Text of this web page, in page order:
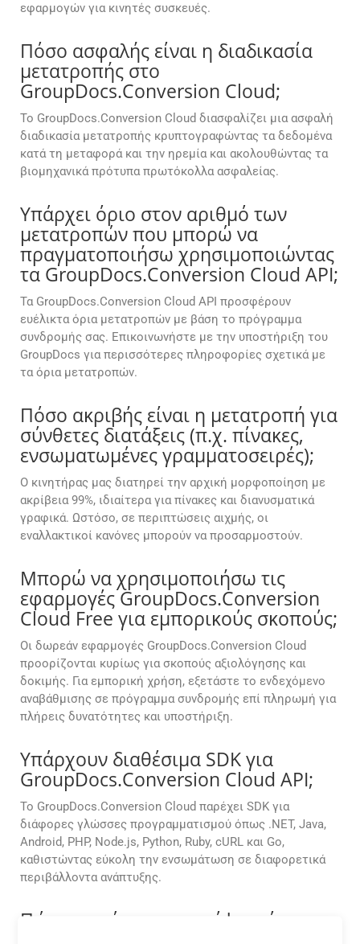
εφαρμογών για κινητές συσκευές.
Πόσο ασφαλής είναι η διαδικασία
μετατροπής στο
GroupDocs.Conversion Cloud;
Το GroupDocs.Conversion Cloud διασφαλίζει μια ασφαλή
διαδικασία μετατροπής κρυπτογραφώντας τα δεδομένα
κατά τη μεταφορά και την ηρεμία και ακολουθώντας τα
βιομηχανικά πρότυπα πρωτόκολλα ασφαλείας.
Υπάρχει όριο στον αριθμό των
μετατροπών που μπορώ να
πραγματοποιήσω χρησιμοποιώντας
τα GroupDocs.Conversion Cloud API;
Τα GroupDocs.Conversion Cloud API προσφέρουν
ευέλικτα όρια μετατροπών με βάση το πρόγραμμα
συνδρομής σας. Επικοινωνήστε με την υποστήριξη του
GroupDocs για περισσότερες πληροφορίες σχετικά με
τα όρια μετατροπών.
Πόσο ακριβής είναι η μετατροπή για
σύνθετες διατάξεις (π.χ. πίνακες,
ενσωματωμένες γραμματοσειρές);
Ο κινητήρας μας διατηρεί την αρχική μορφοποίηση με
ακρίβεια 99%, ιδιαίτερα για πίνακες και διανυσματικά
γραφικά. Ωστόσο, σε περιπτώσεις αιχμής, οι
εναλλακτικοί κανόνες μπορούν να προσαρμοστούν.
Μπορώ να χρησιμοποιήσω τις
εφαρμογές GroupDocs.Conversion
Cloud Free για εμπορικούς σκοπούς;
Οι δωρεάν εφαρμογές GroupDocs.Conversion Cloud
προορίζονται κυρίως για σκοπούς αξιολόγησης και
δοκιμής. Για εμπορική χρήση, εξετάστε το ενδεχόμενο
αναβάθμισης σε πρόγραμμα συνδρομής επί πληρωμή για
πλήρεις δυνατότητες και υποστήριξη.
Υπάρχουν διαθέσιμα SDK για
GroupDocs.Conversion Cloud API;
Το GroupDocs.Conversion Cloud παρέχει SDK για
διάφορες γλώσσες προγραμματισμού όπως .NET, Java,
Android, PHP, Node.js, Python, Ruby, cURL και Go,
καθιστώντας εύκολη την ενσωμάτωση σε διαφορετικά
περιβάλλοντα ανάπτυξης.
Πώς μπορώ να μετατρέψω μόνο